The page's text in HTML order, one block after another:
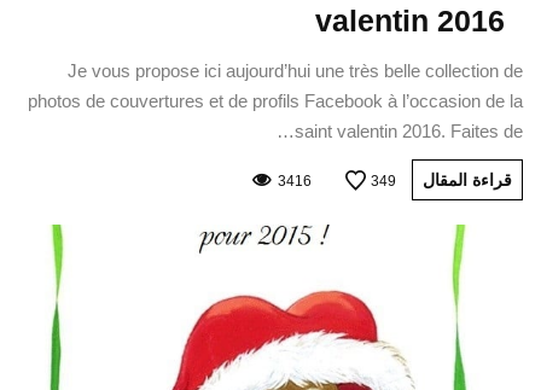
valentin 2016
Je vous propose ici aujourd’hui une très belle collection de
photos de couvertures et de profils Facebook à l’occasion de la
saint valentin 2016. Faites de…
قراءة المقال 349
3416